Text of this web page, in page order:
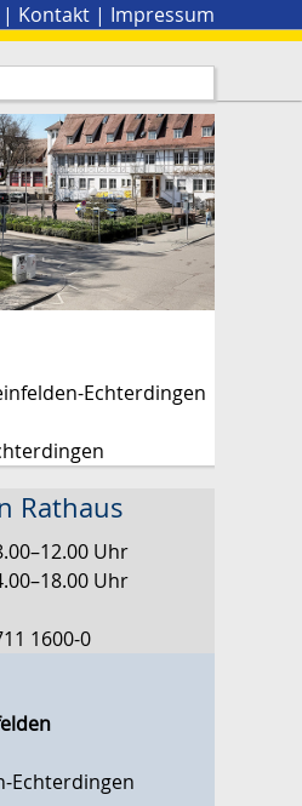
| Kontakt | Impressum
Echterdingen
Rathaus
Uhr
Uhr
1600-0
Echterdingen